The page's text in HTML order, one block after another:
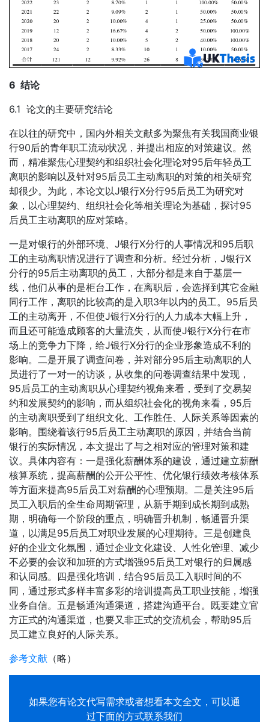
6 结论
6.1 论文的主要研究结论
在以往的研究中，国内外相关文献多为聚焦有关我国商业银
行90后的青年职工流动状况，并提出相应的对策建议。然
而，精准聚焦心理契约和组织社会化理论对95后年轻员工
离职的影响以及针对95后员工主动离职的对策的相关研究
却很少。为此，本论文以J银行X分行95后员工为研究对
象，以心理契约、组织社会化等相关理论为基础，探讨95
后员工主动离职的应对策略。
一是对银行的外部环境、J银行X分行的人事情况和95后职
工的主动离职情况进行了调查和分析。经过分析，J银行X
分行的95后主动离职的员工，大部分都是来自于基层一
线，他们从事的是柜台工作，在离职后，会选择到其它金融
同行工作，离职的比较高的是入职3年以内的员工。95后员
工的主动离开，不但使J银行X分行的人力成本大幅上升，
而且还可能造成顾客的大量流失，从而使J银行X分行在市
场上的竞争力下降，给J银行X分行的企业形象造成不利的
影响。二是开展了调查问卷，并对部分95后主动离职的人
员进行了一对一的访谈，从收集的问卷调查结果中发现，
95后员工的主动离职从心理契约视角来看，受到了交易契
约和发展契约的影响，而从组织社会化的视角来看，95后
的主动离职受到了组织文化、工作胜任、人际关系等因素的
影响。围绕着该行95后员工主动离职的原因，并结合当前
银行的实际情况，本文提出了与之相对应的管理对策和建
议。具体内容有：一是强化薪酬体系的建设，通过建立薪酬
核算系统，提高薪酬的公开公平性、优化银行绩效考核体系
等方面来提高95后员工对薪酬的心理预期。二是关注95后
员工入职后的全生命周期管理，从新手期到成长期到成熟
期，明确每一个阶段的重点，明确晋升机制，畅通晋升渠
道，以满足95后员工对职业发展的心理期待。三是创建良
好的企业文化氛围，通过企业文化建设、人性化管理、减少
不必要的会议和加班的方式增强95后员工对银行的归属感
和认同感。四是强化培训，结合95后员工入职时间的不
同，通过形式多样丰富多彩的培训提高员工职业技能，增强
业务自信。五是畅通沟通渠道，搭建沟通平台。既要建立官
方正式的沟通渠道，也要又非正式的交流机会，帮助95后
员工建立良好的人际关系。
参考文献 （略）
如果您有论文代写需求或者想看本文全文，可以通
过下面的方式联系我们